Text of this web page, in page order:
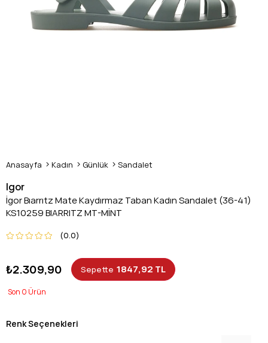
Anasayfa Kadın Günlük Sandalet
Igor
İgor Bıarrıtz Mate Kaydırmaz Taban Kadın Sandalet (36-41)
KS10259 BIARRITZ MT-MİNT
0.0
₺2.309,90 Sepette 1847,92 TL
0
Renk Seçenekleri